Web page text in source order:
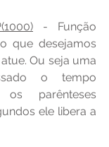
- Função
que desejamos
Ou seja uma
o tempo
parênteses
ele libera a